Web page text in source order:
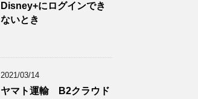
Disney+にログインでき
ないとき
2021/03/14
ヤマト運輸 B2クラウド